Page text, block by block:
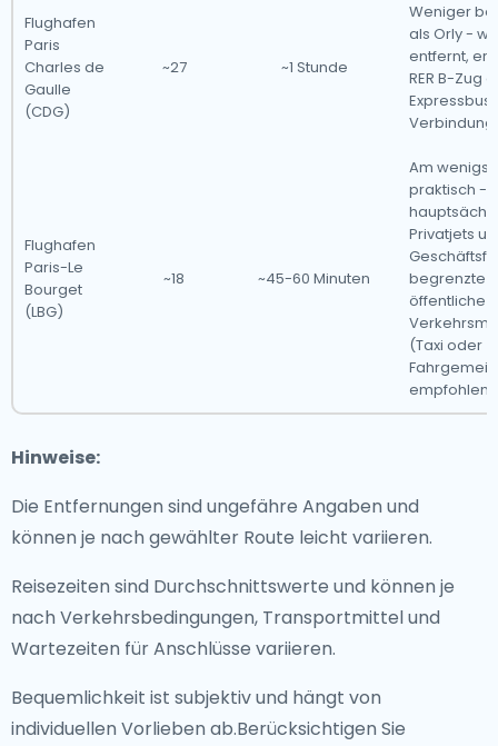
Flughafen
Paris
Charles de
Gaulle
(CDG)
~27 ~1 Stunde
Weniger
als Orly -
entfernt,
RER B-Zug
Expressbus
Verbindung.
Flughafen
Paris-Le
Bourget
(LBG)
~18 ~45-60 Minuten
Am
praktisch -
Privatjets
begrenzte
öffentliche
(Taxi oder
empfohlen).
Hinweise:
Die Entfernungen sind ungefähre Angaben und
können je nach gewählter Route leicht variieren.
Reisezeiten sind Durchschnittswerte und können je
nach Verkehrsbedingungen, Transportmittel und
Wartezeiten für Anschlüsse variieren.
Bequemlichkeit ist subjektiv und hängt von
individuellen Vorlieben ab.Berücksichtigen Sie